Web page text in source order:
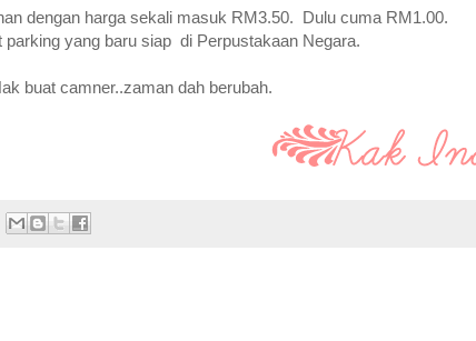
dengan harga sekali masuk RM3.50. Dulu cuma RM1.00.
yang baru siap di Perpustakaan Negara.
buat camner..zaman dah berubah.